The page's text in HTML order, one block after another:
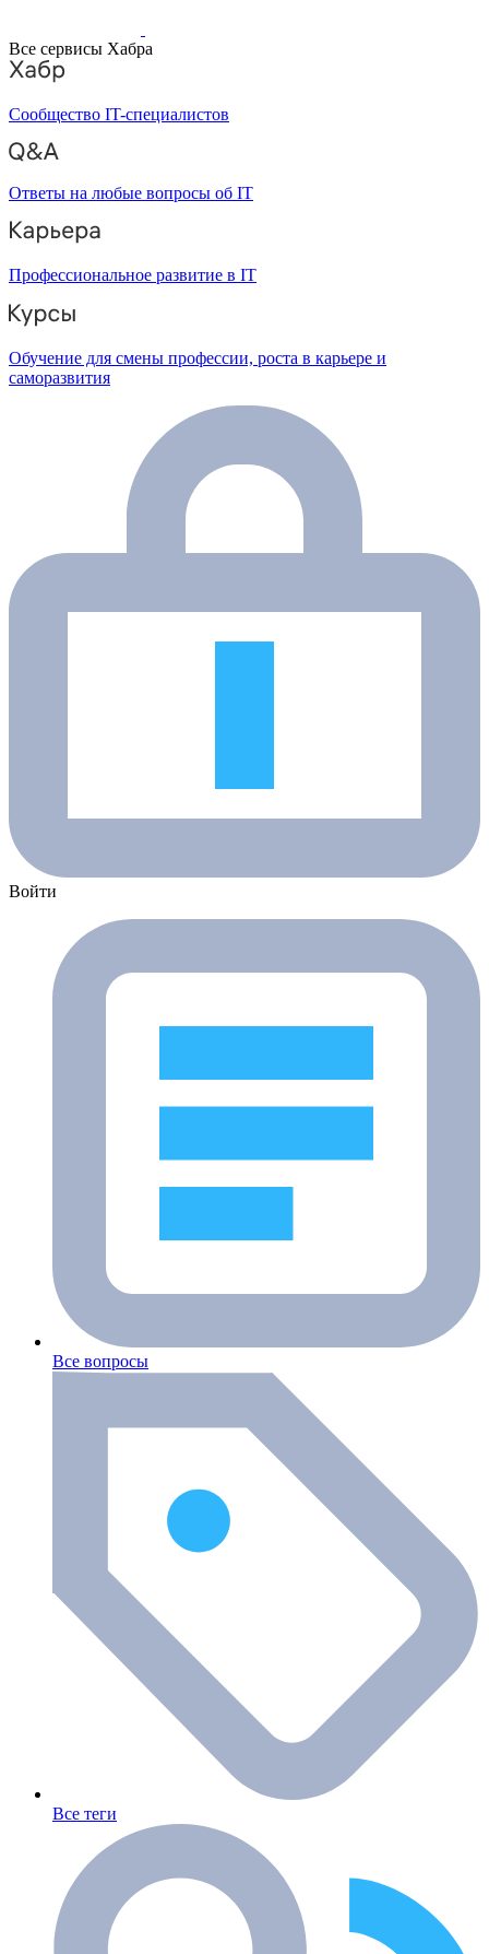
Все сервисы Хабра
Сообщество IT-специалистов
Ответы на любые вопросы об IT
Профессиональное развитие в IT
Обучение для смены профессии, роста в карьере и
саморазвития
Войти
Все вопросы
Все теги